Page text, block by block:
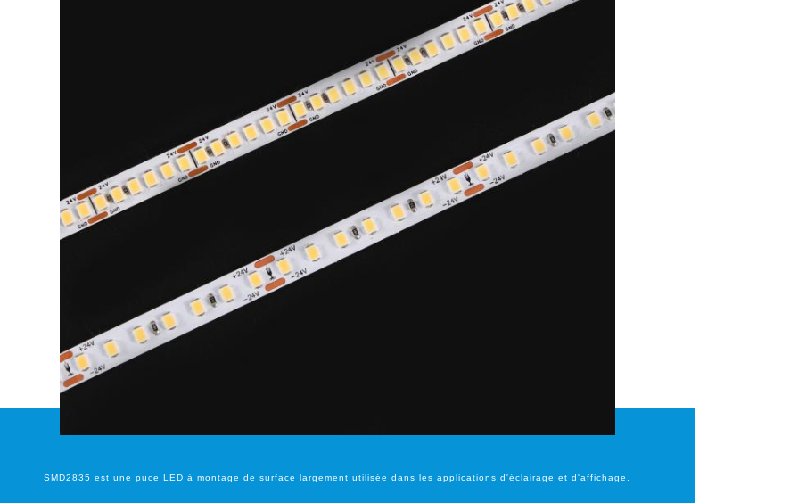
SMD2835 est une puce LED à montage de surface largement utilisée dans les applications d'éclairage et d'affichage.